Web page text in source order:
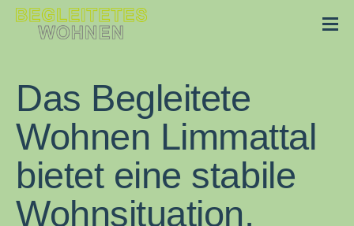
Das Begleitete
Wohnen Limmattal
bietet eine stabile
Wohnsituation,